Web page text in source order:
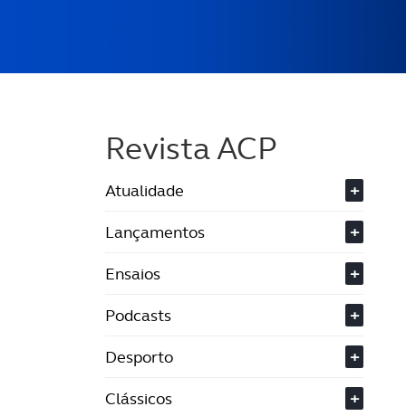
Revista ACP
Atualidade
+
Lançamentos
+
Ensaios
+
Podcasts
+
Desporto
+
Clássicos
+